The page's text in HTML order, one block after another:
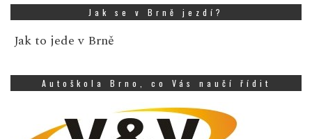
Jak se v Brně jezdí?
Jak to jede v Brně
Autoškola Brno, co Vás naučí řídit